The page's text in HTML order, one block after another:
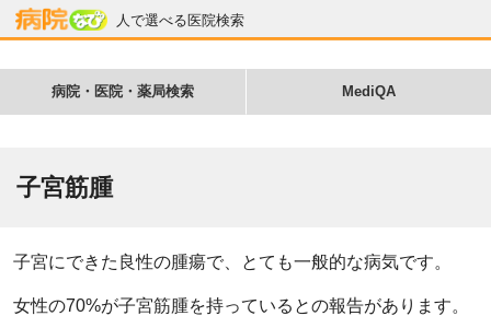
人で選べる医院検索
病院・医院・薬局検索 MediQA
子宮筋腫
子宮にできた良性の腫瘍で、とても一般的な病気です。
女性の70%が子宮筋腫を持っているとの報告があります。